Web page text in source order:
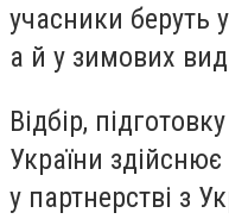
учасники беруть
а й у зимових
Відбір,
України здійснює
у партнерстві з